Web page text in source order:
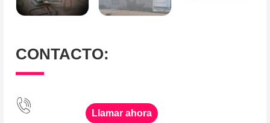
CONTACTO:
Llamar ahora